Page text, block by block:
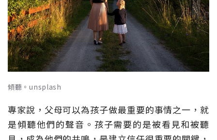
傾聽。unsplash
專家說，父母可以為孩子做最重要的事情之一，就
是傾聽他們的聲音。孩子需要的是被看見和被聽